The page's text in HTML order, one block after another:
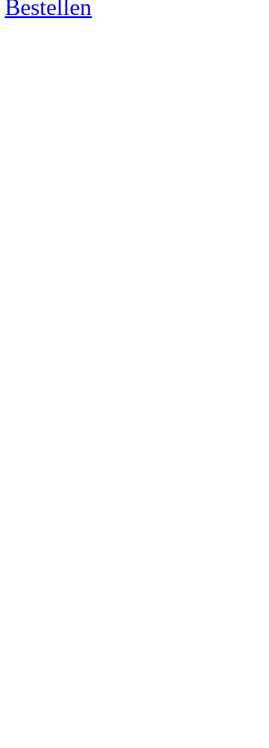
Bestellen